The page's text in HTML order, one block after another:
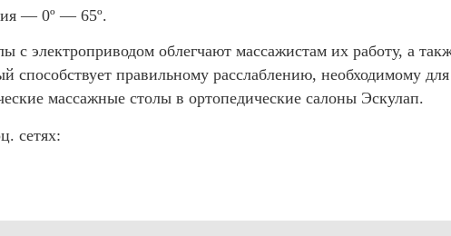
— 0º — 65º.
с электроприводом облегчают массажистам их работу, а
способствует правильному расслаблению, необходимому
массажные столы в ортопедические салоны Эскулап.
сетях: